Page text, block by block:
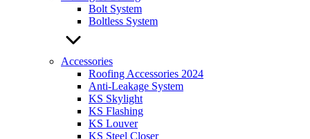
Bolt System
Boltless System
Accessories
Roofing Accessories 2024
Anti-Leakage System
KS Skylight
KS Flashing
KS Louver
KS Steel Closer